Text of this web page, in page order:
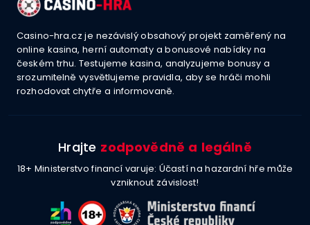
Casino-hra.cz je nezávislý obsahový projekt zaměřený na
online kasina, herní automaty a bonusové nabídky na
českém trhu. Testujeme kasina, analyzujeme bonusy a
srozumitelně vysvětlujeme pravidla, aby se hráči mohli
rozhodovat chytře a informovaně.
Hrajte zodpovědně a legálně
18+ Ministerstvo financí varuje: Účastí na hazardní hře může
vzniknout závislost!